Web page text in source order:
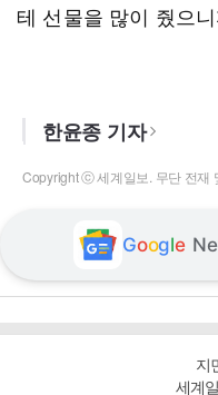
테 선물을 많이 줬으
한윤종 기자
Copyright ⓒ 세계일보. 무단 전재
Google
지
세계